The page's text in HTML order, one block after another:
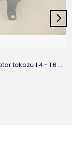
B-max motor takozu 1.4 - 1.6 benzinli 2012-2016 ORJİNAL